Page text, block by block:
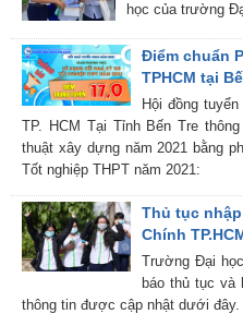
học của trường
Điểm chuẩn
TPHCM tại
Hội đồng
TP. HCM Tại Tỉnh Bến Tre
thuật xây dựng năm 2021 bằng
Tốt nghiệp THPT năm 2021:
Thủ tục
Chính
Trường Đại
báo thủ tục và
thông tin được cập nhật dưới đây.